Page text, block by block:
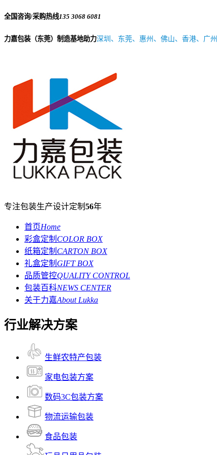
全国咨询/采购热线135 3068 6081
力嘉包装（东莞）制造基地助力深圳、东莞、惠州、佛山、香港、广州
专注包装生产设计定制 56年
首页Home
彩盒定制 COLOR BOX
纸箱定制 CARTON BOX
礼盒定制 GIFT BOX
品质管控QUALITY CONTROL
包装百科NEWS CENTER
关于力嘉About Lukka
行业解决方案
生鲜农特产包装
家电包装方案
数码3C包装方案
物流运输包装
食品包装